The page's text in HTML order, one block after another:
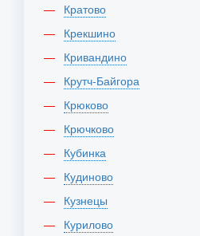
Кратово
Крекшино
Кривандино
Крутч-Байгора
Крюково
Крючково
Кубинка
Кудиново
Кузнецы
Курилово